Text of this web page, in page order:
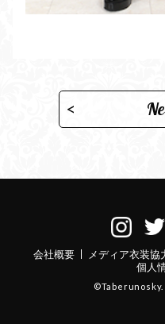
会社概要 メディア衣装協
個人